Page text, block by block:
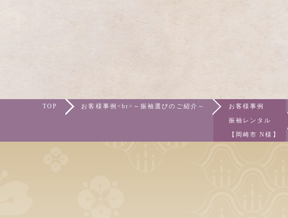
TOP お客様事例<br>～振袖選びのご紹介～
お客様事例
振袖レンタル
【岡崎市 N様】